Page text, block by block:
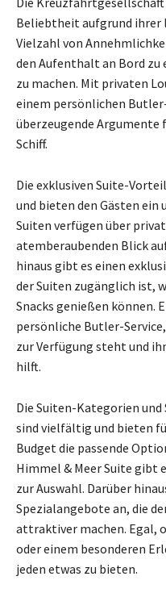
Beliebtheit aufgrund ihrer
Vielzahl von
den Aufenthalt an Bord zu
zu machen. Mit privaten
einem persönlichen
überzeugende Argumente
Schiff.
Die exklusiven Suite-
und bieten den Gästen ein
Suiten verfügen über
atemberaubenden Blick
hinaus gibt es einen
der Suiten zugänglich ist,
Snacks genießen können.
persönliche Butler-
zur Verfügung steht und
hilft.
Die Suiten-Kategorien
sind vielfältig und bieten
Budget die passende
Himmel & Meer Suite gibt
zur Auswahl. Darüber
Spezialangebote an, die
attraktiver machen. Egal,
oder einem besonderen
jeden etwas zu bieten.